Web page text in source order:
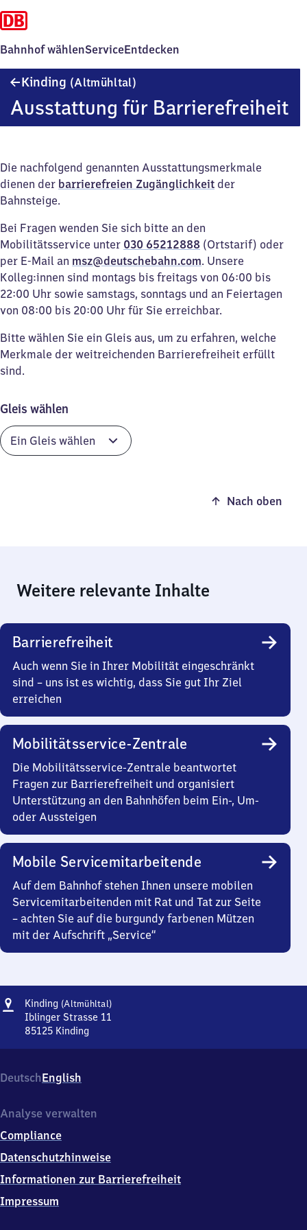
Bahnhof wählenServiceEntdecken
Kinding (Altmühltal)
Ausstattung für Barrierefreiheit
Die nachfolgend genannten Ausstattungsmerkmale
dienen der barrierefreien Zugänglichkeit der
Bahnsteige.
Bei Fragen wenden Sie sich bitte an den
Mobilitätsservice unter 030 65212888 (Ortstarif) oder
per E-Mail an msz@deutschebahn.com. Unsere
Kolleg:innen sind montags bis freitags von 06:00 bis
22:00 Uhr sowie samstags, sonntags und an Feiertagen
von 08:00 bis 20:00 Uhr für Sie erreichbar.
Bitte wählen Sie ein Gleis aus, um zu erfahren, welche
Merkmale der weitreichenden Barrierefreiheit erfüllt
sind.
Gleis wählen
Nach oben
Weitere relevante Inhalte
Barrierefreiheit
Auch wenn Sie in Ihrer Mobilität eingeschränkt
sind – uns ist es wichtig, dass Sie gut Ihr Ziel
erreichen
Mobilitätsservice-Zentrale
Die Mobilitätsservice-Zentrale beantwortet
Fragen zur Barrierefreiheit und organisiert
Unterstützung an den Bahnhöfen beim Ein-, Um-
oder Aussteigen
Mobile Servicemitarbeitende
Auf dem Bahnhof stehen Ihnen unsere mobilen
Servicemitarbeitenden mit Rat und Tat zur Seite
– achten Sie auf die burgundy farbenen Mützen
mit der Aufschrift „Service“
Adresse
Kinding (Altmühltal)Kinding
Iblinger Strasse 11
85125 Kinding
Iblinger
Strasse
8
1
2
Kinding
DeutschEnglish
Analyse verwalten
Compliance
Datenschutzhinweise
Informationen zur Barrierefreiheit
Impressum